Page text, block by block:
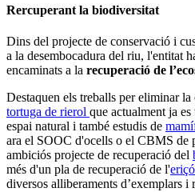
Rercuperant la biodiversitat
Dins del projecte de conservació i
a la desembocadura del riu, l'entitat
encaminats a la recuperació de
Destaquen els treballs per eliminar
tortuga de rierol que actualment ja
espai natural i també estudis de
ara el SOOC d'ocells o el CBMS de
ambiciós projecte de recuperació del
més d'un pla de recuperació de l'
diversos alliberaments d’exemplars i